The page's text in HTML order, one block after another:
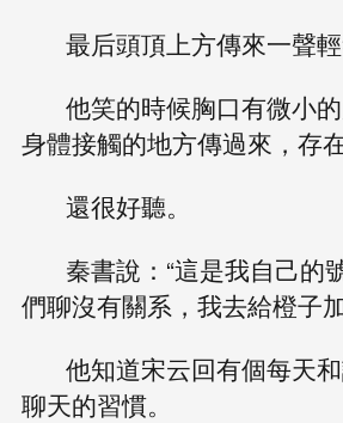
最后頭頂上方傳來一聲輕
他笑的時候胸口有微小
身體接觸的地方傳過來，存
還很好聽。
秦書說：“這是我自己的
們聊沒有關系，我去給橙子
他知道宋云回有個每天
聊天的習慣。